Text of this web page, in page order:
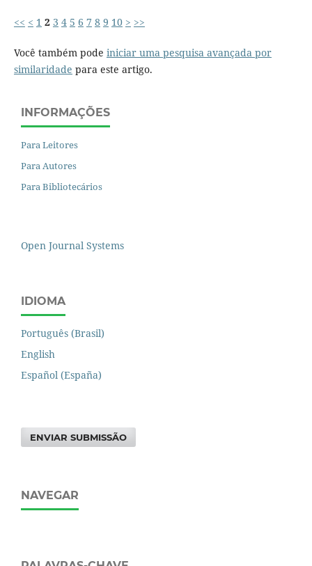
<< < 1 2 3 4 5 6 7 8 9 10 > >>
Você também pode iniciar uma pesquisa avançada por
similaridade para este artigo.
INFORMAÇÕES
Para Leitores
Para Autores
Para Bibliotecários
Open Journal Systems
IDIOMA
Português (Brasil)
English
Español (España)
ENVIAR SUBMISSÃO
NAVEGAR